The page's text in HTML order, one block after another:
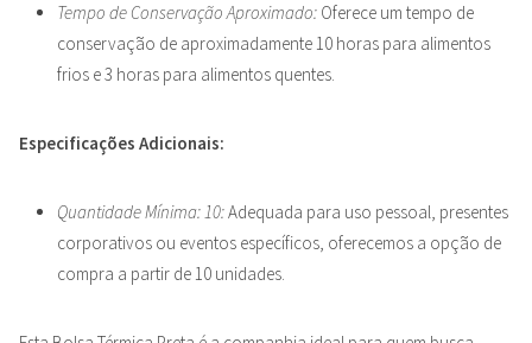
Tempo de Conservação Aproximado: Oferece um tempo de
conservação de aproximadamente 10 horas para alimentos
frios e 3 horas para alimentos quentes.
Especificações Adicionais:
Quantidade Mínima: 10:Adequada para uso pessoal, presentes
corporativos ou eventos específicos, oferecemos a opção de
compra a partir de 10 unidades.